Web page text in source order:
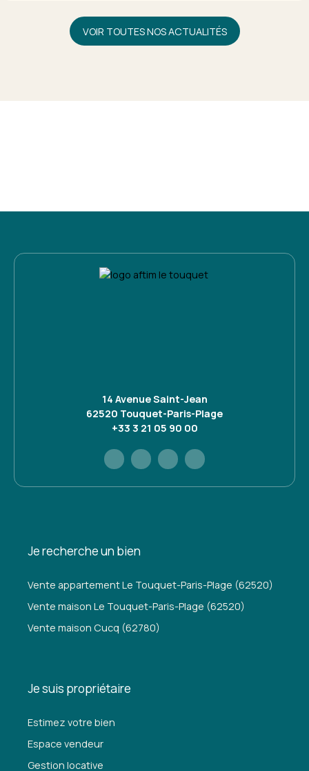
au Touquet est le choix idéal pour un week-end en famille
VOIR TOUTES NOS ACTUALITÉS
14 Avenue Saint-Jean
62520 Touquet-Paris-Plage
+33 3 21 05 90 00
Je recherche un bien
Vente appartement Le Touquet-Paris-Plage (62520)
Vente maison Le Touquet-Paris-Plage (62520)
Vente maison Cucq (62780)
Je suis propriétaire
Estimez votre bien
Espace vendeur
Gestion locative